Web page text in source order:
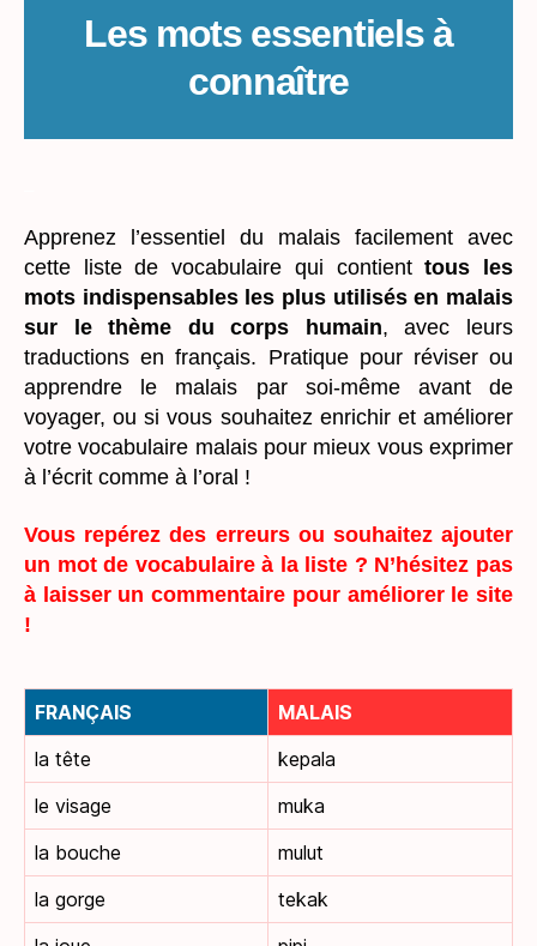
Les mots essentiels à
connaître
Apprenez l’essentiel du malais facilement avec
cette liste de vocabulaire qui contienttous les
mots indispensables les plus utilisés en malais
sur le thème du corps humain, avec leurs
traductions en français. Pratique pour réviser ou
apprendre le malais par soi-même avant de
voyager, ou si vous souhaitez enrichir et améliorer
votre vocabulaire malais pour mieux vous exprimer
à l’écrit comme à l’oral !
Vous repérez des erreurs ou souhaitez ajouter
un mot de vocabulaire à la liste ? N’hésitez pas
à laisser un commentaire pour améliorer le site
!
FRANÇAIS
MALAIS
la tête
kepala
le visage
muka
la bouche
mulut
la gorge
tekak